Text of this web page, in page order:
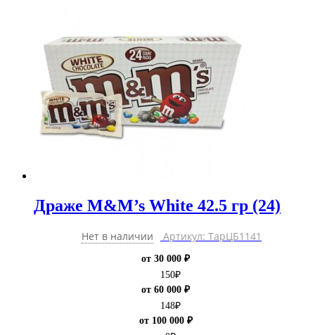
Драже M&M’s White 42.5 гр (24)
Нет в наличии Артикул: ТарЦБ1141
от 30 000 ₽
150₽
от 60 000 ₽
148₽
от 100 000 ₽